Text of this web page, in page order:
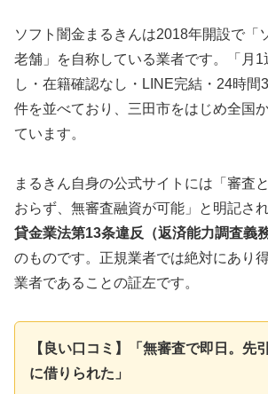
ソフト闇金まるきんは2018年開設で「
老舗」を自称している業者です。「月1
し・在籍確認なし・LINE完結・24時間
件を並べており、三田市をはじめ全国
ています。
まるきん自身の公式サイトには「審査
おらず、無審査融資が可能」と明記さ
貸金業法第13条違反（返済能力調査義
のものです。正規業者では絶対にあり
業者であることの証左です。
【良い口コミ】「無審査で即日。先
に借りられた」